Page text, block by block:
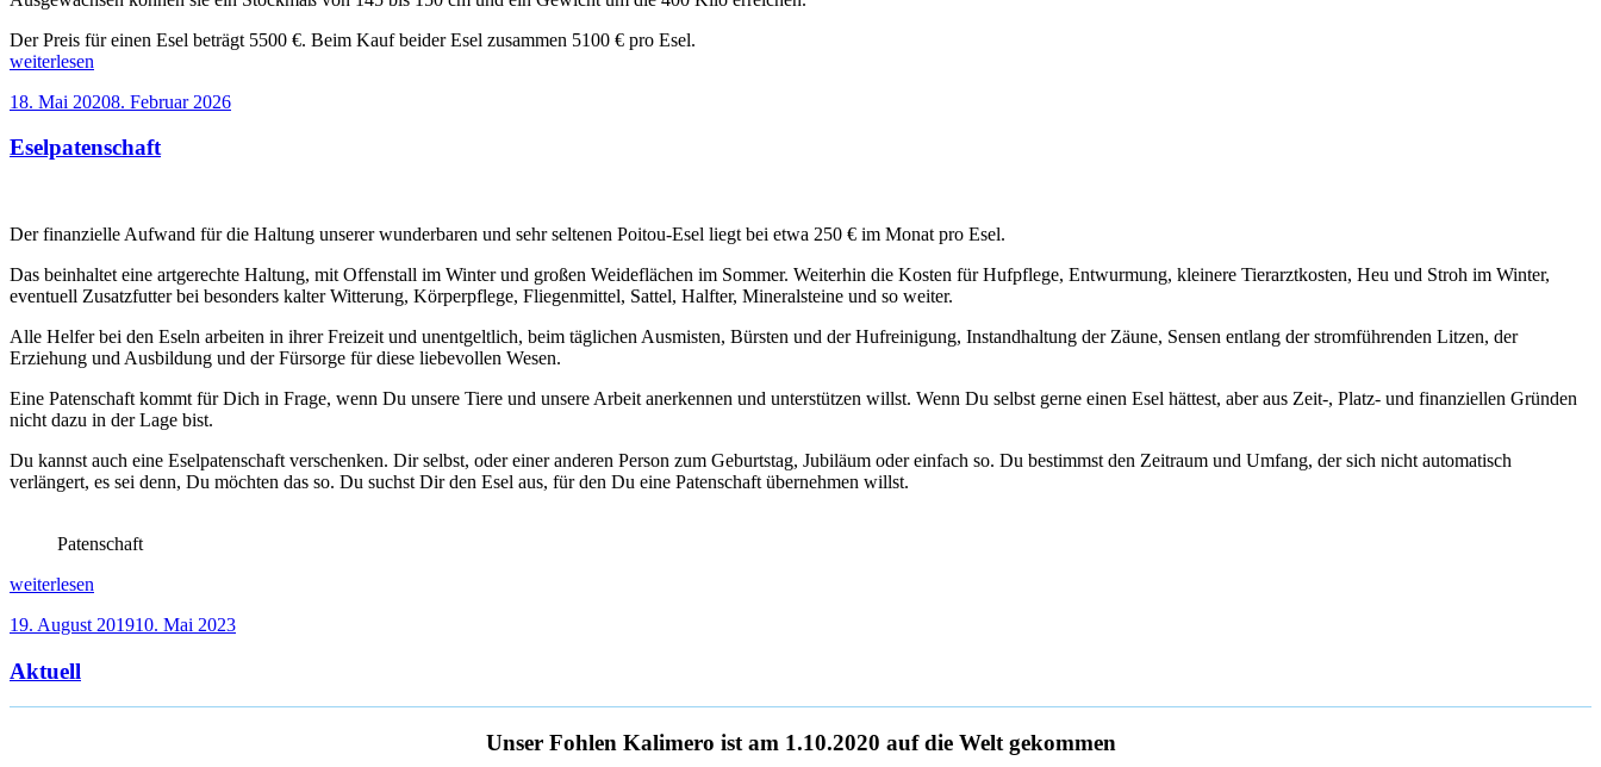
Der Preis für einen Esel beträgt 5500 €. Beim Kauf beider Esel zusammen 5100 € pro Esel.
„Wir
zwei
Poitou
weiterlesen
Veröffentlicht
18. Mai 20208. Februar 2026
Eselpatenschaft
Der finanzielle Aufwand für die Haltung unserer wunderbaren und sehr seltenen Poitou-Esel liegt bei etwa 250 € im Monat pro Esel.
Das beinhaltet eine artgerechte Haltung, mit Offenstall im Winter und großen Weideflächen im Sommer. Weiterhin die Kosten für Hufpflege, Entwurmung, kleinere Tierarztkosten, Heu und Stroh im Winter,
eventuell Zusatzfutter bei besonders kalter Witterung, Körperpflege, Fliegenmittel, Sattel, Halfter, Mineralsteine und so weiter.
Alle Helfer bei den Eseln arbeiten in ihrer Freizeit und unentgeltlich, beim täglichen Ausmisten, Bürsten und der Hufreinigung, Instandhaltung der Zäune, Sensen entlang der stromführenden Litzen, der
Erziehung und Ausbildung und der Fürsorge für diese liebevollen Wesen.
Eine Patenschaft kommt für Dich in Frage, wenn Du unsere Tiere und unsere Arbeit anerkennen und unterstützen willst. Wenn Du selbst gerne einen Esel hättest, aber aus Zeit-, Platz- und finanziellen Gründen
nicht dazu in der Lage bist.
Du kannst auch eine Eselpatenschaft verschenken. Dir selbst, oder einer anderen Person zum Geburtstag, Jubiläum oder einfach so. Du bestimmst den Zeitraum und Umfang, der sich nicht automatisch
verlängert, es sei denn, Du möchten das so. Du suchst Dir den Esel aus, für den Du eine Patenschaft übernehmen willst.
Patenschaft
„Eselpatenschaft“
weiterlesen
Veröffentlicht
19. August 201910. Mai 2023
Aktuell
Unser Fohlen Kalimero ist am 1.10.2020 auf die Welt gekommen